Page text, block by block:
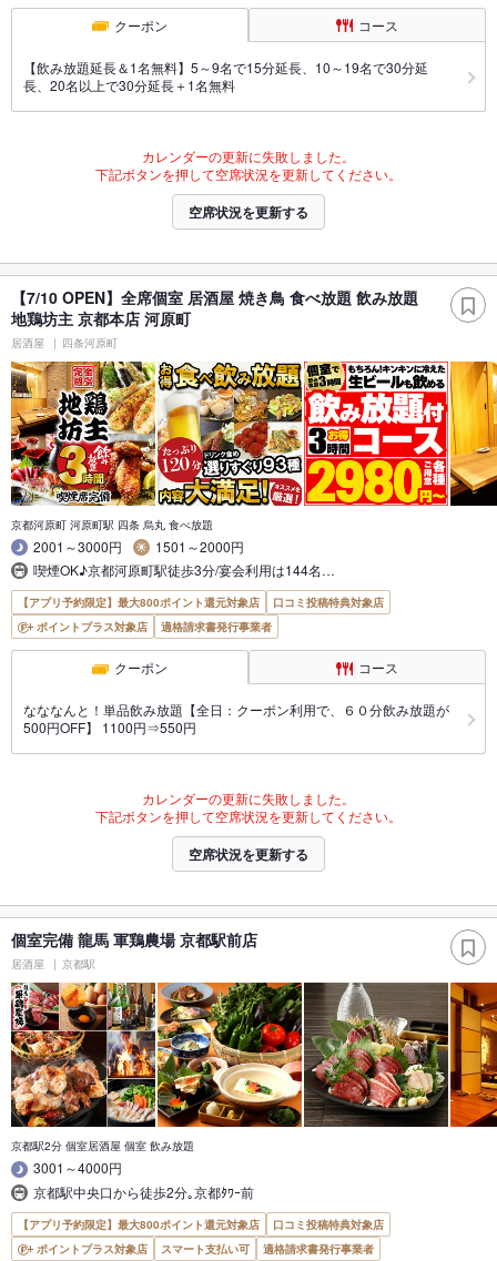
クーポン コース
【飲み放題延長＆1名無料】5～9名で15分延長、10～19名で30分延
長、20名以上で30分延長＋1名無料
カレンダーの更新に失敗しました。
下記ボタンを押して空席状況を更新してください。
空席状況を更新する
【7/10 OPEN】全席個室 居酒屋 焼き鳥 食べ放題 飲み放題
地鶏坊主 京都本店 河原町
居酒屋 四条河原町
京都河原町 河原町駅 四条 烏丸 食べ放題
2001～3000円
1501～2000円
喫煙OK♪京都河原町駅徒歩3分/宴会利用は144名…
【アプリ予約限定】最大800ポイント還元対象店
口コミ投稿特典対象店
ポイントプラス対象店
適格請求書発行事業者
クーポン コース
なななんと！単品飲み放題【全日：クーポン利用で、６０分飲み放題が
500円OFF】 1100円⇒550円
カレンダーの更新に失敗しました。
下記ボタンを押して空席状況を更新してください。
空席状況を更新する
個室完備 龍馬 軍鶏農場 京都駅前店
居酒屋 京都駅
京都駅2分 個室居酒屋 個室 飲み放題
3001～4000円
京都駅中央口から徒歩2分｡京都ﾀﾜｰ前
【アプリ予約限定】最大800ポイント還元対象店
口コミ投稿特典対象店
ポイントプラス対象店
スマート支払い可 適格請求書発行事業者